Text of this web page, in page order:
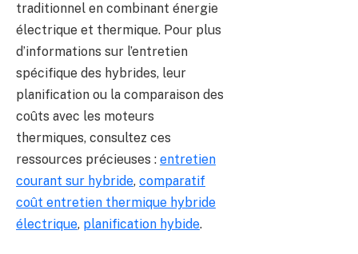
traditionnel en combinant énergie
électrique et thermique. Pour plus
d’informations sur l’entretien
spécifique des hybrides, leur
planification ou la comparaison des
coûts avec les moteurs
thermiques, consultez ces
ressources précieuses : entretien
courant sur hybride, comparatif
coût entretien thermique hybride
électrique, planification hybide.